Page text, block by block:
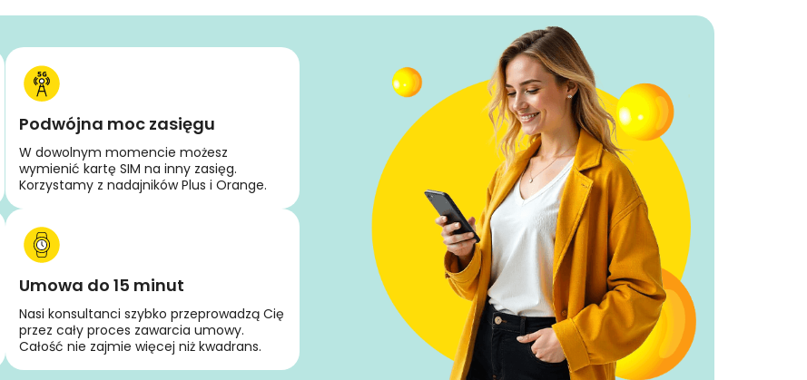
Podwójna moc zasięgu
W dowolnym momencie możesz
wymienić kartę SIM na inny zasięg.
Korzystamy z nadajników Plus i Orange.
Umowa do 15 minut
Nasi konsultanci szybko przeprowadzą Cię
przez cały proces zawarcia umowy.
Całość nie zajmie więcej niż kwadrans.